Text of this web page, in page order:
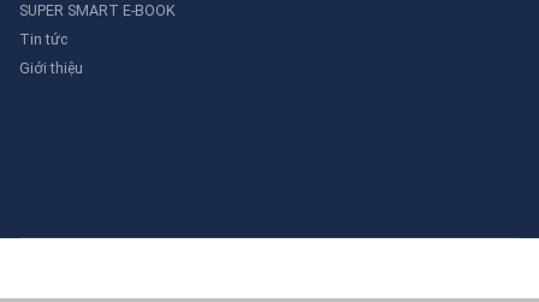
SUPER SMART E-BOOK
Tin tức
Giới thiệu